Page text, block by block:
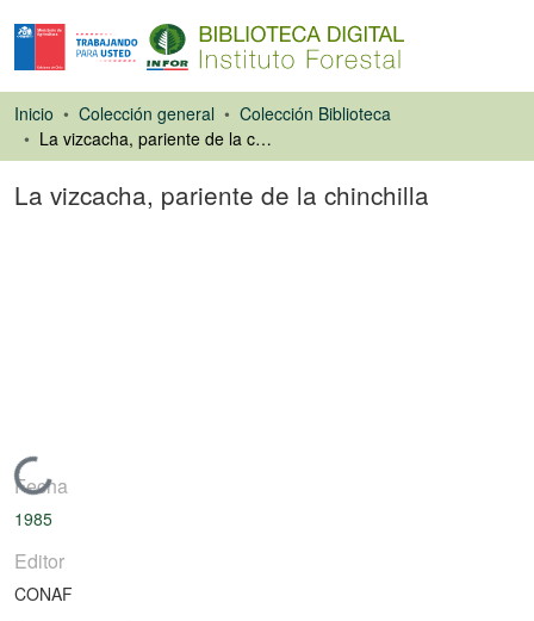
Inicio Colección general
Colección Biblioteca
La vizcacha, pariente de la chinchilla
La vizcacha, pariente de la chinchilla
Cargando...
Fecha
1985
Editor
CONAF